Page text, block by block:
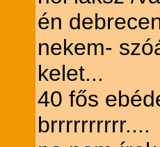
én
nekem-
kelet...
40 fős
brrrrrrrrrr....